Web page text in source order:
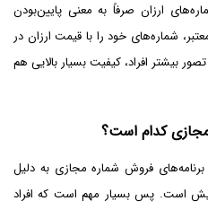
ارزان صرفاً به معنی پایین‌بودن
شماره‌های خود را با قیمت ارزان در
بیشتر افراد، کیفیت بسیار بالایی هم
کدام است؟
فروش شماره مجازی به دلیل
است. پس بسیار مهم است که افراد